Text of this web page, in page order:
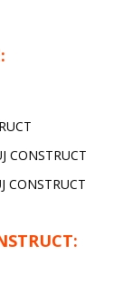
CONSTRUCT
CONSTRUCT